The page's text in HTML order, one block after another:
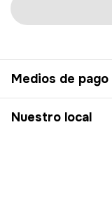
Medios de pago
Nuestro local